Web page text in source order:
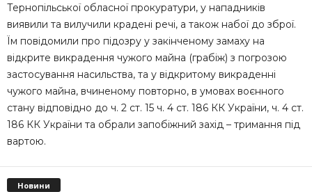
Тернопільської обласної прокуратури, у нападників
виявили та вилучили крадені речі, а також набої до зброї.
Їм повідомили про підозру у закінченому замаху на
відкрите викрадення чужого майна (грабіж) з погрозою
застосування насильства, та у відкритому викраденні
чужого майна, вчиненому повторно, в умовах воєнного
стану відповідно до ч. 2 ст. 15 ч. 4 ст. 186 КК України, ч. 4 ст.
186 КК України та обрали запобіжний захід – тримання під
вартою.
Новини